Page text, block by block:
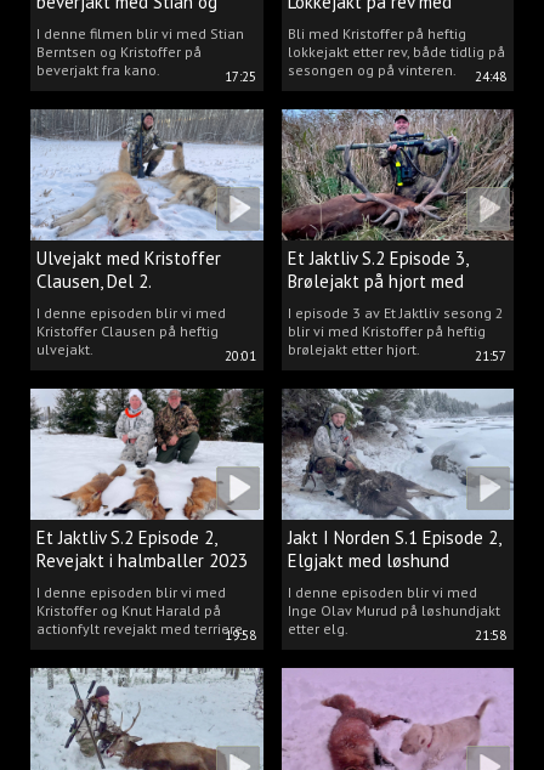
17:25
Kristoffer
I denne filmen blir vi med Stian
Berntsen og Kristoffer på
beverjakt fra kano.
24:48
Kristoffer Clausen
Bli med Kristoffer på heftig
lokkejakt etter rev, både tidlig på
sesongen og på vinteren.
20:01
Ulvejakt med Kristoffer
Clausen, Del 2.
I denne episoden blir vi med
Kristoffer Clausen på heftig
ulvejakt.
21:57
Et Jaktliv S.2 Episode 3,
Brølejakt på hjort med
Kristoffer Clausen
I episode 3 av Et Jaktliv sesong 2
blir vi med Kristoffer på heftig
brølejakt etter hjort.
19:58
Et Jaktliv S.2 Episode 2,
Revejakt i halmballer 2023
I denne episoden blir vi med
Kristoffer og Knut Harald på
actionfylt revejakt med terriere.
21:58
Jakt I Norden S.1 Episode 2,
Elgjakt med løshund
I denne episoden blir vi med
Inge Olav Murud på løshundjakt
etter elg.